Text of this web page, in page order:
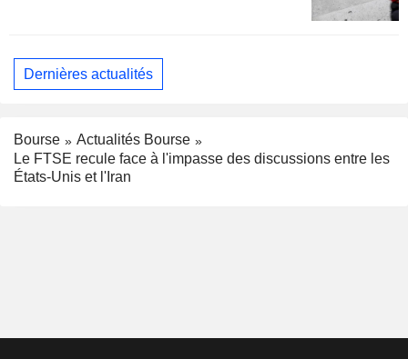
Dernières actualités
Bourse
Actualités Bourse
Le FTSE recule face à l'impasse des discussions entre les
États-Unis et l'Iran